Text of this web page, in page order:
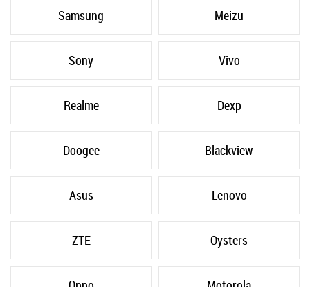
Samsung Meizu
Sony Vivo
Realme Dexp
Doogee Blackview
Asus Lenovo
ZTE Oysters